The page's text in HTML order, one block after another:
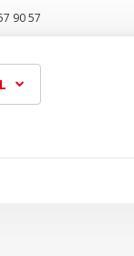
90 57